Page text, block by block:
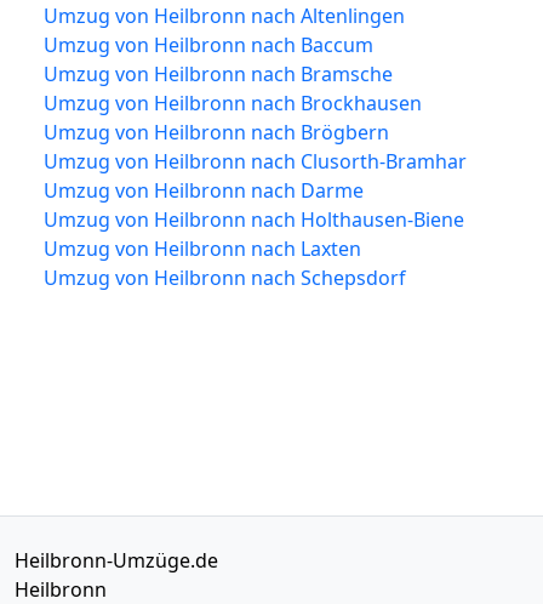
Umzug von Heilbronn nach Altenlingen
Umzug von Heilbronn nach Baccum
Umzug von Heilbronn nach Bramsche
Umzug von Heilbronn nach Brockhausen
Umzug von Heilbronn nach Brögbern
Umzug von Heilbronn nach Clusorth-Bramhar
Umzug von Heilbronn nach Darme
Umzug von Heilbronn nach Holthausen-Biene
Umzug von Heilbronn nach Laxten
Umzug von Heilbronn nach Schepsdorf
Heilbronn-Umzüge.de
Heilbronn